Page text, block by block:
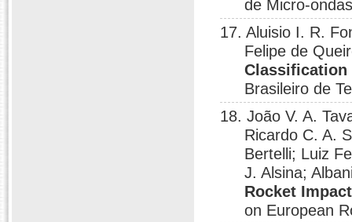
de Micro-
17. Aluisio I. R.
Felipe de
Classification
Brasileiro de
18. João V. A.
Ricardo C. A.
Bertelli; Luiz
J. Alsina;
Rocket
on European